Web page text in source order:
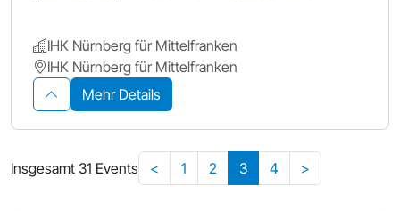
IHK Nürnberg für Mittelfranken
IHK Nürnberg für Mittelfranken
Mehr Details
Insgesamt 31 Events < 1 2 3 4 >